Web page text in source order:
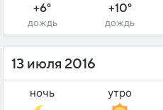
+6°
дождь
+10°
дождь
13 июля 2016
ночь утро